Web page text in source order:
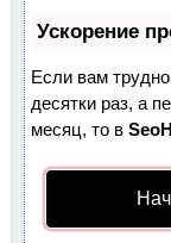
Ускорение
Если вам
десятки раз, а
месяц, то в